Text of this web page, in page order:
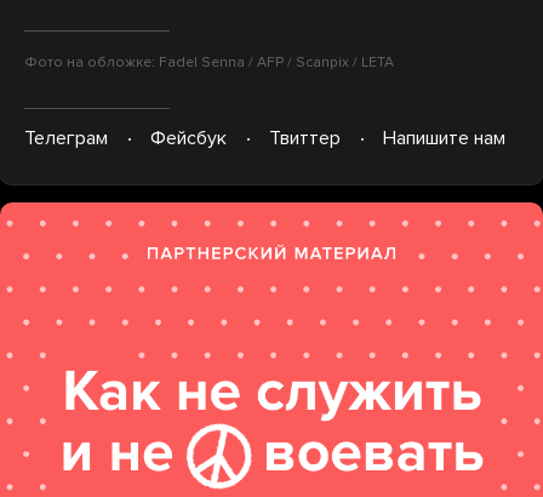
Фото на обложке: Fadel Senna / AFP / Scanpix / LETA
Телеграм Фейсбук Твиттер Напишите нам